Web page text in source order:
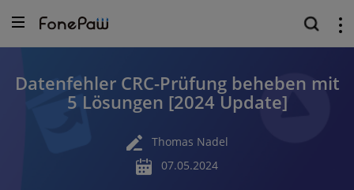
Datenfehler CRC-Prüfung beheben mit
5 Lösungen [2024 Update]
Thomas Nadel
07.05.2024